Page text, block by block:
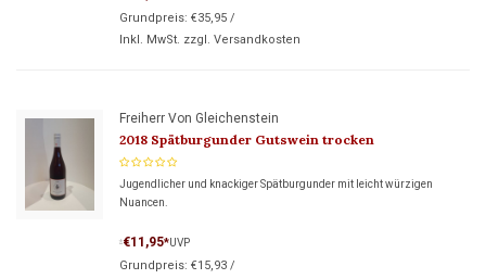
Grundpreis: €35,95 /
Inkl. MwSt. zzgl. Versandkosten
Freiherr Von Gleichenstein
2018 Spätburgunder Gutswein trocken
Jugendlicher und knackiger Spätburgunder mit leicht würzigen
Nuancen.
*€11,95*UVP
Grundpreis: €15,93 /